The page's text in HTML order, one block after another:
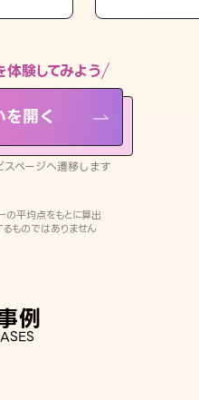
験してみよう
開く
ページへ遷移します
平均点をもとに算出
ものではありません
例